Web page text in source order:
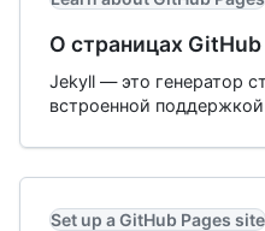
О страницах
Jekyll — это генератор
встроенной
Set up a GitHub Pages site